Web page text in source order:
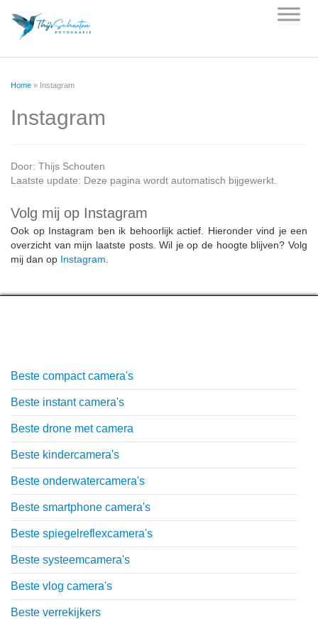
Home » Instagram
Instagram
Door: Thijs Schouten
Laatste update: Deze pagina wordt automatisch bijgewerkt.
Volg mij op Instagram
Ook op Instagram ben ik behoorlijk actief. Hieronder vind je een
overzicht van mijn laatste posts. Wil je op de hoogte blijven? Volg
mij dan op Instagram
Beste compact camera's
Beste instant camera's
Beste drone met camera
Beste kindercamera's
Beste onderwatercamera's
Beste smartphone camera's
Beste spiegelreflexcamera's
Beste systeemcamera's
Beste vlog camera's
Beste verrekijkers